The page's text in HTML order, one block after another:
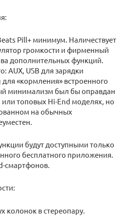
Pill+ минимум. Наличествует
громкости и фирменный
дополнительных функций.
AUX, USB для зарядки
«кормления» встроенного
минимализм был бы оправдан
топовых Hi-End моделях, но
на обычных
будут доступными только
бесплатного приложения.
смартфонов.
колонок в стереопару.